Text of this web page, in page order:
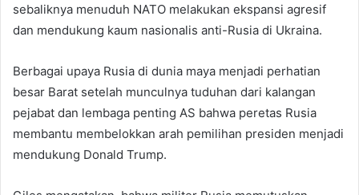
sebaliknya menuduh NATO melakukan ekspansi agresif
dan mendukung kaum nasionalis anti-Rusia di Ukraina.
Berbagai upaya Rusia di dunia maya menjadi perhatian
besar Barat setelah munculnya tuduhan dari kalangan
pejabat dan lembaga penting AS bahwa peretas Rusia
membantu membelokkan arah pemilihan presiden menjadi
mendukung Donald Trump.